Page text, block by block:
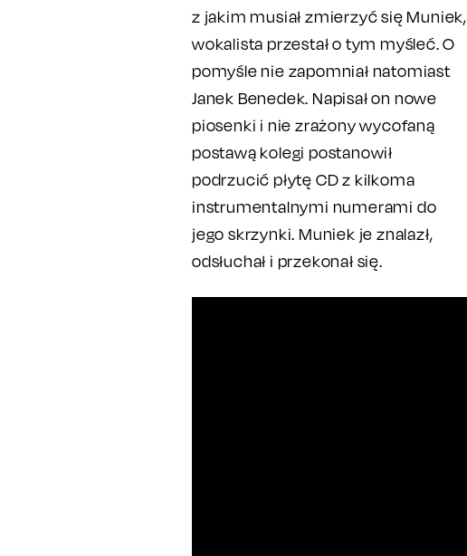
z jakim musiał zmierzyć się Muniek,
wokalista przestał o tym myśleć. O
pomyśle nie zapomniał natomiast
Janek Benedek. Napisał on nowe
piosenki i nie zrażony wycofaną
postawą kolegi postanowił
podrzucić płytę CD z kilkoma
instrumentalnymi numerami do
jego skrzynki. Muniek je znalazł,
odsłuchał i przekonał się.